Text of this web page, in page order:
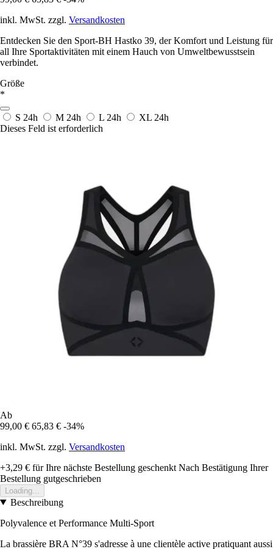
inkl. MwSt. zzgl. Versandkosten
Entdecken Sie den Sport-BH Hastko 39, der Komfort und Leistung für
all Ihre Sportaktivitäten mit einem Hauch von Umweltbewusstsein
verbindet.
Größe
*
S 24h M 24h L 24h XL 24h
Dieses Feld ist erforderlich
Ab
99,00 € 65,83 € -34%
inkl. MwSt. zzgl. Versandkosten
+3,29 € für Ihre nächste Bestellung geschenkt Nach Bestätigung Ihrer
Bestellung gutgeschrieben
Loading...
Beschreibung
Polyvalence et Performance Multi-Sport
La brassière BRA N°39 s'adresse à une clientèle active pratiquant aussi